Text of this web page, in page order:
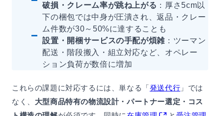
破損・クレーム率が跳ね上がる ：厚さ5cm以
下の梱包では中身が圧潰され、返品・クレー
ム件数が30～50%に達することも
設置・開梱サービスの手配が煩雑 ：ツーマン
配送・階段搬入・組立対応など、オペレー
ション負荷が数倍に増加
これらの課題に対応するには、単なる「発送代行 」では
なく、 大型商品特有の物流設計・パートナー選定・コス